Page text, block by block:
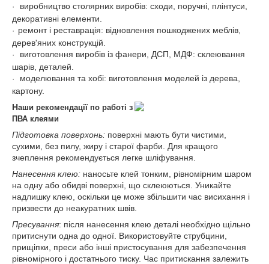
·
виробництво столярних виробів: сходи, поручні, плінтуси,
декоративні елементи.
· ремонт і реставрація: відновлення пошкоджених меблів,
дерев'яних конструкцій.
·
виготовлення виробів із фанери, ДСП, МДФ: склеювання
шарів, деталей.
·
моделювання та хобі: виготовлення моделей із дерева,
картону.
Наши рекомендації по работі з
ПВА клеями
Підготовка поверхонь: поверхні мають бути чистими,
сухими, без пилу, жиру і старої фарби. Для кращого
зчеплення рекомендується легке шліфування.
Нанесення клею: наносьте клей тонким, рівномірним шаром
на одну або обидві поверхні, що склеюються. Уникайте
надлишку клею, оскільки це може збільшити час висихання і
призвести до неакуратних швів.
Пресування: після нанесення клею деталі необхідно щільно
притиснути одна до одної. Використовуйте струбцини,
прищіпки, преси або інші пристосування для забезпечення
рівномірного і достатнього тиску. Час притискання залежить